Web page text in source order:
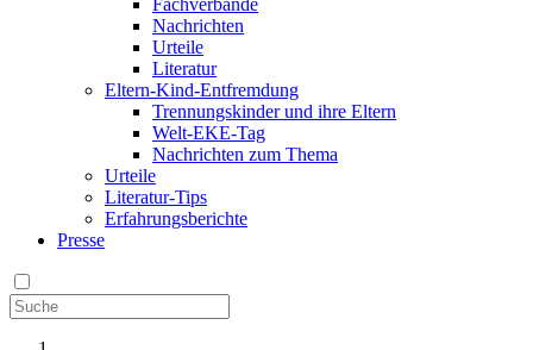
Fachverbände
Nachrichten
Urteile
Literatur
Eltern-Kind-Entfremdung
Trennungskinder und ihre Eltern
Welt-EKE-Tag
Nachrichten zum Thema
Urteile
Literatur-Tips
Erfahrungsberichte
Presse